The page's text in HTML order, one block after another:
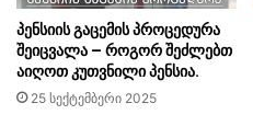
პენსიის გაცემის პროცედურა
შეიცვალა – როგორ შეძლებთ
აიღოთ კუთვნილი პენსია.
25 სექტემბერი 2025